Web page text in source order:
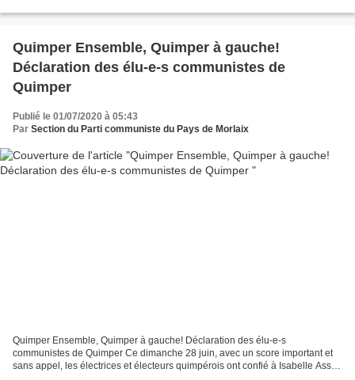
Quimper Ensemble, Quimper à gauche!
Déclaration des élu-e-s communistes de
Quimper
Publié le 01/07/2020 à 05:43
Par Section du Parti communiste du Pays de Morlaix
Quimper Ensemble, Quimper à gauche! Déclaration des élu-e-s
communistes de Quimper Ce dimanche 28 juin, avec un score important et
sans appel, les électrices et électeurs quimpérois ont confié à Isabelle Assih